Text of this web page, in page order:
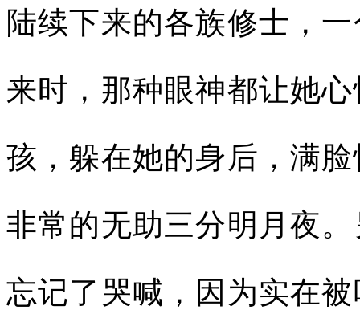
陆续下来的各族修士，
来时，那种眼神都让她
孩，躲在她的身后，满
非常的无助三分明月夜
忘记了哭喊，因为实在